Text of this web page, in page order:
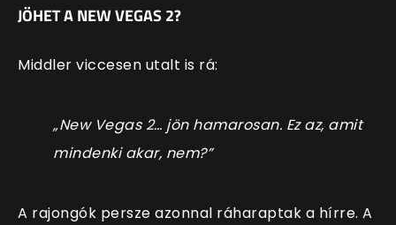
JÖHET A NEW VEGAS 2?
Middler viccesen utalt is rá:
„New Vegas 2… jön hamarosan. Ez az, amit
mindenki akar, nem?”
A rajongók persze azonnal ráharaptak a hírre. A